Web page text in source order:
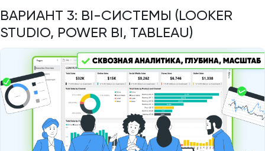
ВАРИАНТ 3: BI-СИСТЕМЫ (LOOKER
STUDIO, POWER BI, TABLEAU)